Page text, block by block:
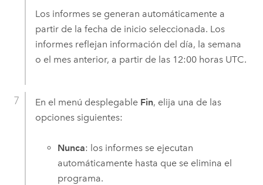
Los informes se generan automáticamente a
partir de la fecha de inicio seleccionada. Los
informes reflejan información del día, la semana
o el mes anterior, a partir de las 12:00 horas UTC.
En el menú desplegable Fin, elija una de las
opciones siguientes:
Nunca: los informes se ejecutan
automáticamente hasta que se elimina el
programa.